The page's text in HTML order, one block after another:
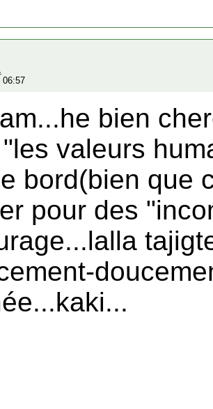
06:57
bien
valeurs
bord(bien que
pour des